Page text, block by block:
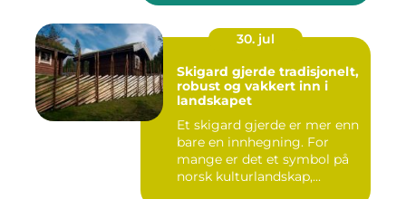
30. jul
Skigard gjerde tradisjonelt,
robust og vakkert inn i
landskapet
Et skigard gjerde er mer enn
bare en innhegning. For
mange er det et symbol på
norsk kulturlandskap,...